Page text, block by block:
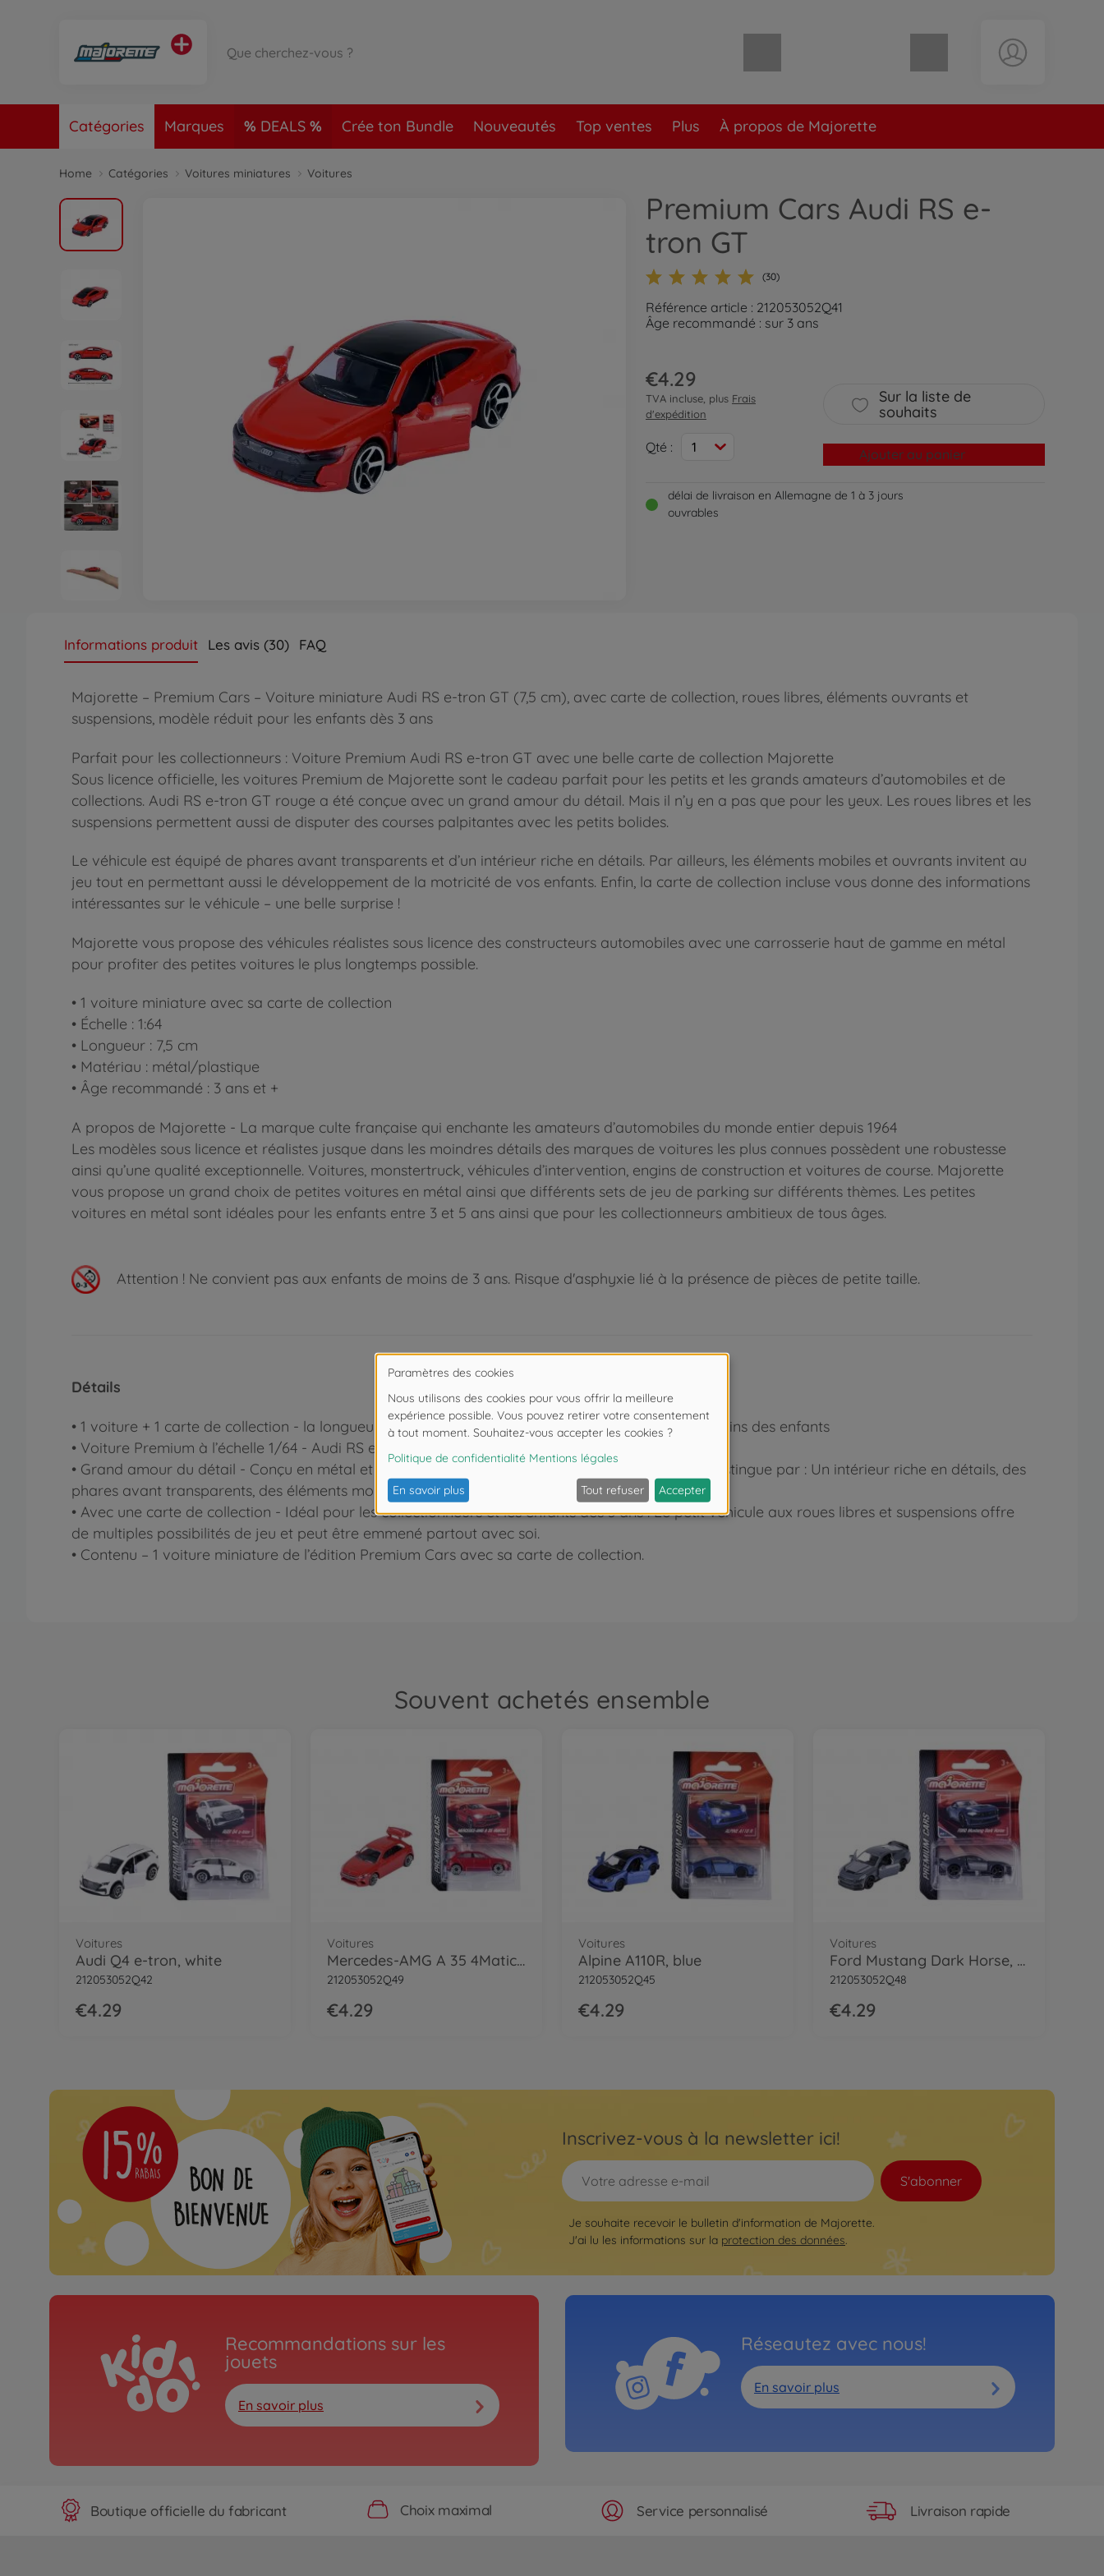
Catégories Marques DEALS Crée ton Bundle Nouveautés Top ventes Plus À propos de Majorette
Home Catégories Voitures miniatures Voitures
Premium Cars Audi RS e-
tron GT
(30)
Référence article : 212053052Q41
Âge recommandé : sur 3 ans
€4.29
TVA incluse, plus Frais
d'expédition
Qté : 1
Sur la liste de
souhaits
Ajouter au panier
délai de livraison en Allemagne de 1 à 3 jours
ouvrables
Informations produit Les avis (30) FAQ
Majorette – Premium Cars – Voiture miniature Audi RS e-tron GT (7,5 cm), avec carte de collection, roues libres, éléments ouvrants et
suspensions, modèle réduit pour les enfants dès 3 ans
Parfait pour les collectionneurs : Voiture Premium Audi RS e-tron GT avec une belle carte de collection Majorette
Sous licence officielle, les voitures Premium de Majorette sont le cadeau parfait pour les petits et les grands amateurs d’automobiles et de
collections. Audi RS e-tron GT rouge a été conçue avec un grand amour du détail. Mais il n’y en a pas que pour les yeux. Les roues libres et les
suspensions permettent aussi de disputer des courses palpitantes avec les petits bolides.
Le véhicule est équipé de phares avant transparents et d’un intérieur riche en détails. Par ailleurs, les éléments mobiles et ouvrants invitent au
jeu tout en permettant aussi le développement de la motricité de vos enfants. Enfin, la carte de collection incluse vous donne des informations
intéressantes sur le véhicule – une belle surprise !
Majorette vous propose des véhicules réalistes sous licence des constructeurs automobiles avec une carrosserie haut de gamme en métal
pour profiter des petites voitures le plus longtemps possible.
• 1 voiture miniature avec sa carte de collection
• Échelle : 1:64
• Longueur : 7,5 cm
• Matériau : métal/plastique
• Âge recommandé : 3 ans et +
A propos de Majorette - La marque culte française qui enchante les amateurs d’automobiles du monde entier depuis 1964
Les modèles sous licence et réalistes jusque dans les moindres détails des marques de voitures les plus connues possèdent une robustesse
ainsi qu’une qualité exceptionnelle. Voitures, monstertruck, véhicules d’intervention, engins de construction et voitures de course. Majorette
vous propose un grand choix de petites voitures en métal ainsi que différents sets de jeu de parking sur différents thèmes. Les petites
voitures en métal sont idéales pour les enfants entre 3 et 5 ans ainsi que pour les collectionneurs ambitieux de tous âges.
Attention ! Ne convient pas aux enfants de moins de 3 ans. Risque d'asphyxie lié à la présence de pièces de petite taille.
Détails
• 1 voiture + 1 carte de collection - la longueur de 7,5 cm est parfaitement adaptée aux petites mains des enfants
• Voiture Premium à l’échelle 1/64 - Audi RS e-tron GT rouge - sous licence officielle !
• Grand amour du détail - Conçu en métal et en plastique haut de gamme, le modèle réduit se distingue par : Un intérieur riche en détails, des
phares avant transparents, des éléments mobiles et ouvrants.
• Avec une carte de collection - Idéal pour les collectionneurs et les enfants dès 3 ans : Le petit véhicule aux roues libres et suspensions offre
de multiples possibilités de jeu et peut être emmené partout avec soi.
• Contenu – 1 voiture miniature de l’édition Premium Cars avec sa carte de collection.
Souvent achetés ensemble
Voitures
Audi Q4 e-tron, white
212053052Q42
€4.29
Voitures
Mercedes-AMG A 35 4Matic, red
212053052Q49
€4.29
Voitures
Alpine A110R, blue
212053052Q45
€4.29
Voitures
Ford Mustang Dark Horse, grey
212053052Q48
€4.29
Inscrivez-vous à la newsletter ici!
S'abonner
Je souhaite recevoir le bulletin d'information de Majorette.
J'ai lu les informations sur la protection des données.
Recommandations sur les
jouets
En savoir plus
Réseautez avec nous!
En savoir plus
Boutique officielle du fabricant Choix maximal Service personnalisé Livraison rapide